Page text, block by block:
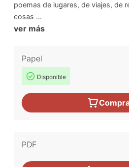
poemas de lugares, de viajes, de
cosas ...
ver más
Papel
Disponible
PDF